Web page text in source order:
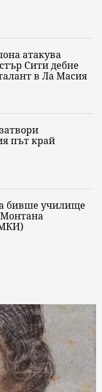
атакува
Сити дебне
в Ла Масия
път край
бивше училище